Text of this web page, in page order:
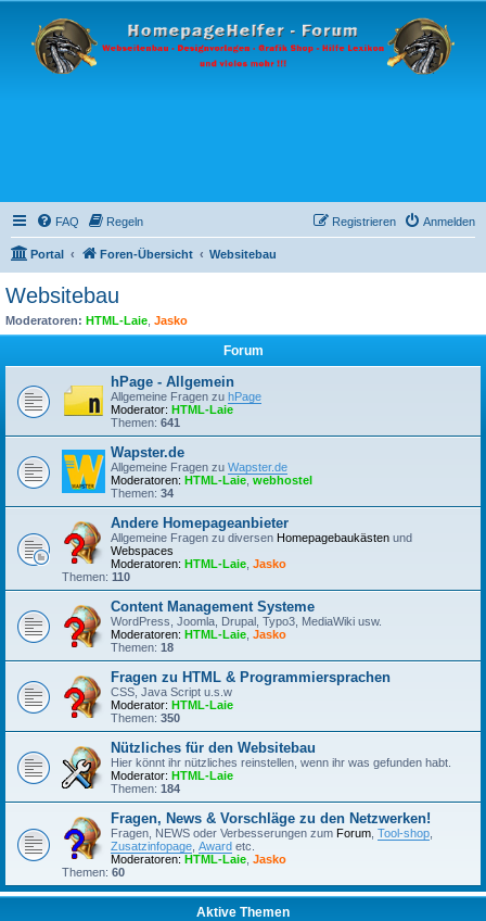
FAQ Regeln Anmelden
Registrieren
Portal Foren-Übersicht Websitebau
Websitebau
Moderatoren: HTML-Laie Jasko
Forum
hPage - Allgemein
Allgemeine Fragen zu hPage
Moderator: HTML-Laie
Themen: 641
Wapster.de
Allgemeine Fragen zu Wapster.de
Moderatoren: HTML-Laie webhostel
Themen: 34
Andere Homepageanbieter
Allgemeine Fragen zu diversen Homepagebaukästen und
Webspaces
Moderatoren: HTML-Laie Jasko
Themen: 110
Content Management Systeme
WordPress, Joomla, Drupal, Typo3, MediaWiki usw.
Moderatoren: HTML-Laie Jasko
Themen: 18
Fragen zu HTML & Programmiersprachen
CSS, Java Script u.s.w
Moderator: HTML-Laie
Themen: 350
Nützliches für den Websitebau
Hier könnt ihr nützliches reinstellen, wenn ihr was gefunden habt.
Moderator: HTML-Laie
Themen: 184
Fragen, News & Vorschläge zu den Netzwerken!
Fragen, NEWS oder Verbesserungen zum Forum Tool-shop
Zusatzinfopage Award etc.
Moderatoren: HTML-Laie Jasko
Themen: 60
Aktive Themen